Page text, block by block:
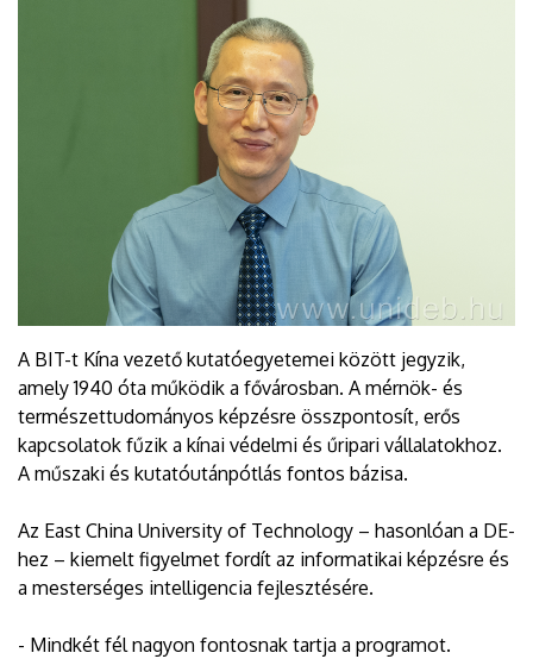
A BIT-t Kína vezető kutatóegyetemei között jegyzik,
amely 1940 óta működik a fővárosban. A mérnök- és
természettudományos képzésre összpontosít, erős
kapcsolatok fűzik a kínai védelmi és űripari vállalatokhoz.
A műszaki és kutatóutánpótlás fontos bázisa.
Az East China University of Technology – hasonlóan a DE-
hez – kiemelt figyelmet fordít az informatikai képzésre és
a mesterséges intelligencia fejlesztésére.
- Mindkét fél nagyon fontosnak tartja a programot.